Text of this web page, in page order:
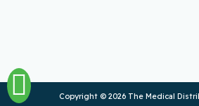
Copyright © 2026 The Medical